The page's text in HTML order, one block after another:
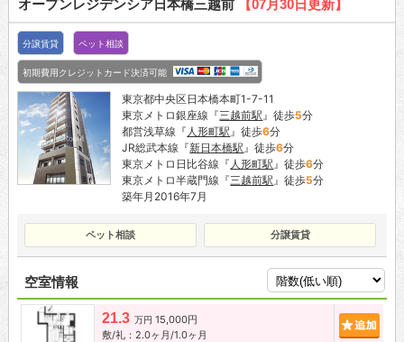
オープンレジデンシア日本橋三越前 【07月30日更新】
分譲賃貸 ペット相談
初期費用クレジットカード決済可能
東京都中央区日本橋本町1-7-11
東京メトロ銀座線『三越前駅 』徒歩5分
都営浅草線『 人形町駅 』徒歩6分
JR総武本線『新日本橋駅 』徒歩6分
東京メトロ日比谷線『 人形町駅 』徒歩6分
東京メトロ半蔵門線『三越前駅 』徒歩5分
築年月2016年7月
ペット相談 分譲賃貸
空室情報
21.3 万円 15,000円
敷/礼：2.0ヶ月/1.0ヶ月